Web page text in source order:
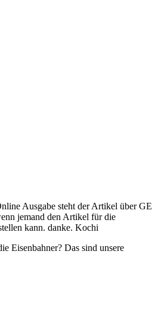
Ausgabe steht der Artikel über GE
jemand den Artikel für die
kann. danke. Kochi
Eisenbahner? Das sind unsere